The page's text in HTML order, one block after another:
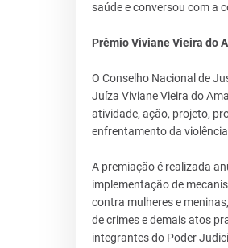
saúde e conversou com a
Prêmio Viviane Vieira do
O Conselho Nacional de
Juíza Viviane Vieira do
atividade, ação, projeto,
enfrentamento da
A premiação é realizada
implementação de
contra mulheres e
de crimes e demais atos
integrantes do Poder